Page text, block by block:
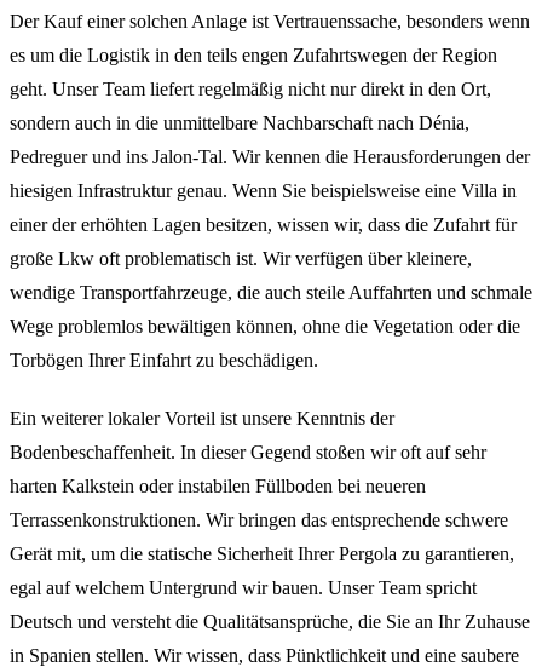
Der Kauf einer solchen Anlage ist Vertrauenssache, besonders wenn
es um die Logistik in den teils engen Zufahrtswegen der Region
geht. Unser Team liefert regelmäßig nicht nur direkt in den Ort,
sondern auch in die unmittelbare Nachbarschaft nach Dénia,
Pedreguer und ins Jalon-Tal. Wir kennen die Herausforderungen der
hiesigen Infrastruktur genau. Wenn Sie beispielsweise eine Villa in
einer der erhöhten Lagen besitzen, wissen wir, dass die Zufahrt für
große Lkw oft problematisch ist. Wir verfügen über kleinere,
wendige Transportfahrzeuge, die auch steile Auffahrten und schmale
Wege problemlos bewältigen können, ohne die Vegetation oder die
Torbögen Ihrer Einfahrt zu beschädigen.
Ein weiterer lokaler Vorteil ist unsere Kenntnis der
Bodenbeschaffenheit. In dieser Gegend stoßen wir oft auf sehr
harten Kalkstein oder instabilen Füllboden bei neueren
Terrassenkonstruktionen. Wir bringen das entsprechende schwere
Gerät mit, um die statische Sicherheit Ihrer Pergola zu garantieren,
egal auf welchem Untergrund wir bauen. Unser Team spricht
Deutsch und versteht die Qualitätsansprüche, die Sie an Ihr Zuhause
in Spanien stellen. Wir wissen, dass Pünktlichkeit und eine saubere